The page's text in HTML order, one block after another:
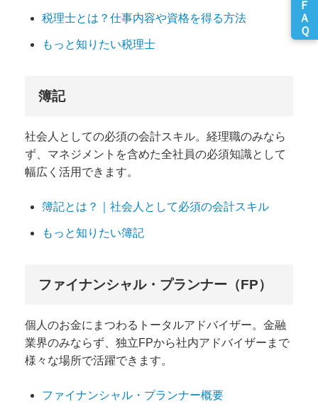
税理士とは？仕事内容や資格を得る方法
もっと知りたい税理士
簿記
社会人としての必須の会計スキル。経理職のみなら
ず、マネジメントを含めた全社員の必須知識として
幅広く活用できます。
簿記とは？｜社会人として必須の会計スキル
もっと知りたい簿記
ファイナンシャル・プランナー（FP）
個人のお金にまつわるトータルアドバイザー。金融
業界のみならず、独立FPから社内アドバイザーまで
様々な場所で活躍できます。
ファイナンシャル・プランナー概要